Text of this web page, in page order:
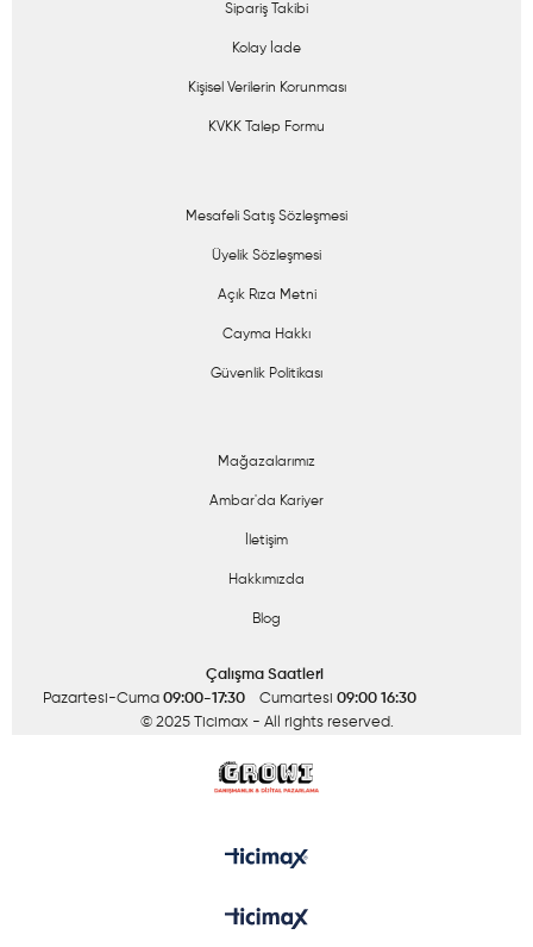
Sipariş Takibi
Kolay İade
Kişisel Verilerin Korunması
KVKK Talep Formu
Mesafeli Satış Sözleşmesi
Üyelik Sözleşmesi
Açık Rıza Metni
Cayma Hakkı
Güvenlik Politikası
Mağazalarımız
Ambar'da Kariyer
İletişim
Hakkımızda
Blog
Çalışma Saatleri
Pazartesi-Cuma 09:00-17:30 Cumartesi 09:00 16:30
© 2025 Ticimax - All rights reserved.